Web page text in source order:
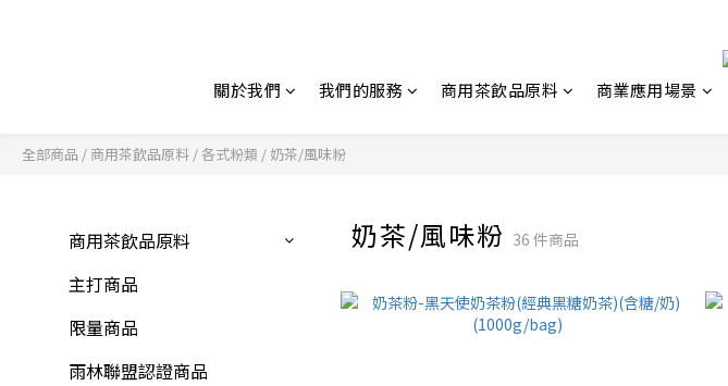
關於我們 我們的服務 商用茶飲品原料 商業應用場景
全部商品 / 商用茶飲品原料 /各式粉類 / 奶茶/風味粉
商用茶飲品原料
主打商品
限量商品
雨林聯盟認證商品
奶茶/風味粉 36 件商品